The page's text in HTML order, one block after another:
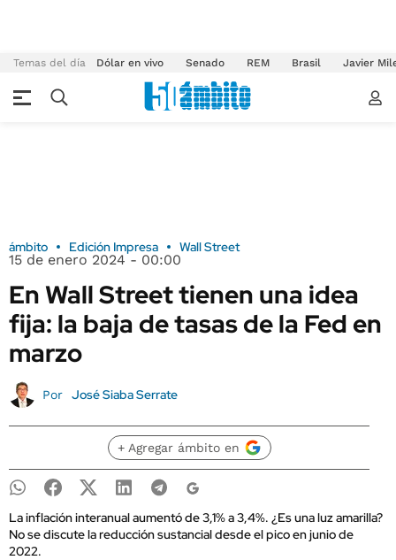
Temas del día Dólar en vivo Senado REM Brasil Javier
ámbito Edición Impresa Wall Street
15 de enero 2024 - 00:00
En Wall Street tienen una idea
fija: la baja de tasas de la Fed en
marzo
Por José Siaba Serrate
+ Agregar ámbito en
La inflación interanual aumentó de 3,1% a 3,4%. ¿Es una luz amarilla?
No se discute la reducción sustancial desde el pico en junio de
2022.